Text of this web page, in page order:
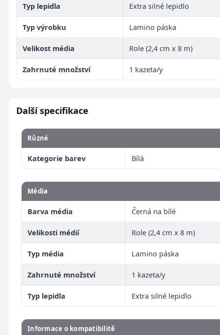
Typ lepidla Extra silné lepidlo
Typ výrobku Lamino páska
Velikost média Role (2,4 cm x 8 m)
Zahrnuté množství 1 kazeta/y
Další specifikace
Různé
Kategorie barev Bílá
Média
Barva média Černá na bílé
Velikosti médií Role (2,4 cm x 8 m)
Typ média Lamino páska
Zahrnuté množství 1 kazeta/y
Typ lepidla Extra silné lepidlo
Informace o kompatibilitě